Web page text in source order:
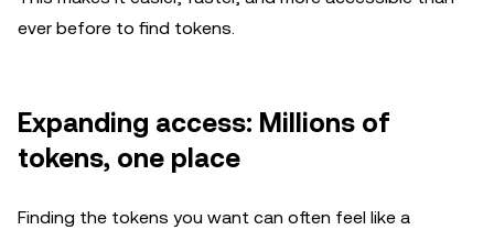
ever before to find tokens.
Expanding access: Millions of
tokens, one place
Finding the tokens you want can often feel like a